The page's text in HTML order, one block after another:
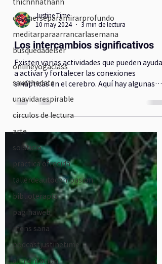
detenerseparamirarprofundo
meditarparaarrancarlasemana
búsquedadelser
onlineyogaclass
savethedate
unavidarespirable
circulos de lectura
arte
solsticio
practica ofrecida
tallerdeautocompasion
biblioterapia
paginaweb
mens sana
podcastjustinetime
alimentación
Justine Time
10 may 2024
3 min de lectura
Los intercambios significativos
Existen varias actividades que pueden ayudar
a activar y fortalecer las conexiones
sinápticas en el cerebro. Aquí hay algunas
actividades qu